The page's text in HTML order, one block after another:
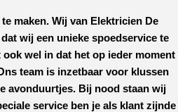
maken. Wij van Elektricien De
wij een unieke spoedservice te
wel in dat het op ieder moment
team is inzetbaar voor klussen
avonduurtjes. Bij nood staan wij
service ben je als klant zijnde